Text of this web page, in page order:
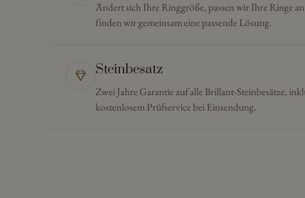
Ändert sich Ihre Ringgröße, passen wir Ihre Ringe
finden wir gemeinsam eine passende Lösung.
Steinbesatz
Zwei Jahre Garantie auf alle Brillant-Steinbesätze,
kostenlosem Prüfservice bei Einsendung.